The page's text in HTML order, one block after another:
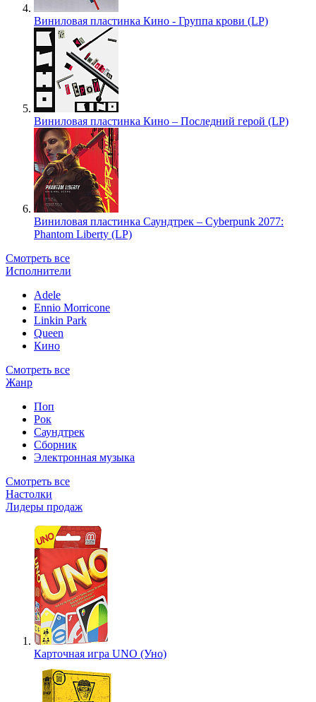
Виниловая пластинка Кино - Группа крови (LP)
Виниловая пластинка Кино – Последний герой (LP)
Виниловая пластинка Саундтрек – Cyberpunk 2077:
Phantom Liberty (LP)
Смотреть все
Исполнители
Adele
Ennio Morricone
Linkin Park
Queen
Кино
Смотреть все
Жанр
Поп
Рок
Саундтрек
Сборник
Электронная музыка
Смотреть все
Настолки
Лидеры продаж
Карточная игра UNO (Уно)